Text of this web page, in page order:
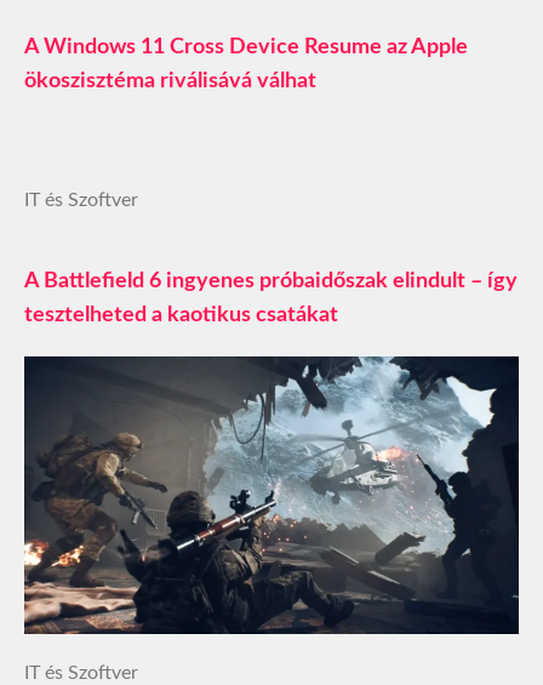
A Windows 11 Cross Device Resume az Apple
ökoszisztéma riválisává válhat
IT és Szoftver
A Battlefield 6 ingyenes próbaidőszak elindult – így
tesztelheted a kaotikus csatákat
IT és Szoftver